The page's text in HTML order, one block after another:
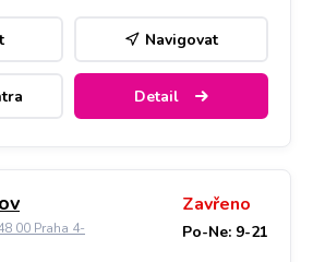
Navigovat
Detail
00 Praha 4-
Zavřeno
Po-Ne: 9-21